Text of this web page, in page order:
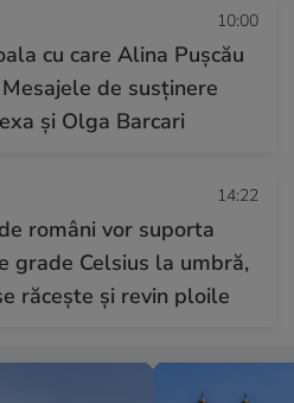
10:00
cu care Alina Pușcău
de susținere
și Olga Barcari
14:22
români vor suporta
grade Celsius la umbră,
răcește și revin ploile